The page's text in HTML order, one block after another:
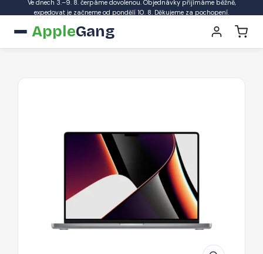
Ve dnech 3.–9. 8. čerpáme dovolenou. Objednávky přijímáme běžně,
expedovat je začneme od pondělí 10. 8. Děkujeme za pochopení.
AppleGang
APPLE
MacBook
Pro
16"/M1
Pro/16GB/512GB/10